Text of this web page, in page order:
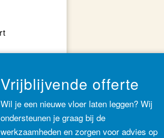
Vrijblijvende offerte
Wil je een nieuwe vloer laten leggen? Wij
ondersteunen je graag bij de
werkzaamheden en zorgen voor advies op